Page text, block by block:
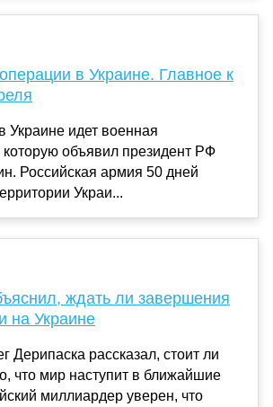
в Украине. Главное к
идет военная
объявил президент РФ
Российская армия 50 дней
Украи...
ждать ли завершения
на Украине
Дерипаска рассказал, стоит ли
что мир наступит в ближайшие
миллиардер уверен, что